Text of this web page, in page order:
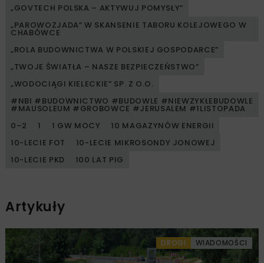
„GOVTECH POLSKA – AKTYWUJ POMYSŁY”
„PAROWOZJADA” W SKANSENIE TABORU KOLEJOWEGO W
CHABÓWCE
„ROLA BUDOWNICTWA W POLSKIEJ GOSPODARCE”
„TWOJE ŚWIATŁA – NASZE BEZPIECZEŃSTWO”
„WODOCIĄGI KIELECKIE” SP. Z O.O.
#NBI #BUDOWNICTWO #BUDOWLE #NIEWZYKŁEBUDOWLE
#MAUSOLEUM #GROBOWCE #JERUSALEM #1LISTOPADA
0–2
1 1 GW MOCY
10 MAGAZYNÓW ENERGII
10-LECIE FOT
10-LECIE MIKROSONDY JONOWEJ
10-LECIE PKD
100 LAT PIG
Artykuły
DROGI WIADOMOŚCI